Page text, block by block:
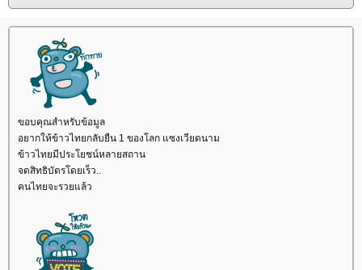
ขอบคุณสำหรับข้อมูล
อยากให้ข้าวไทยกลับยืน 1 ของโลก แซงเวียดนาม
ข้าวไทยมีประโยชน์หลายสถาน
จดสิทธิบัตรโดยเร็ว..
คนไทยจะรวยแล้ว